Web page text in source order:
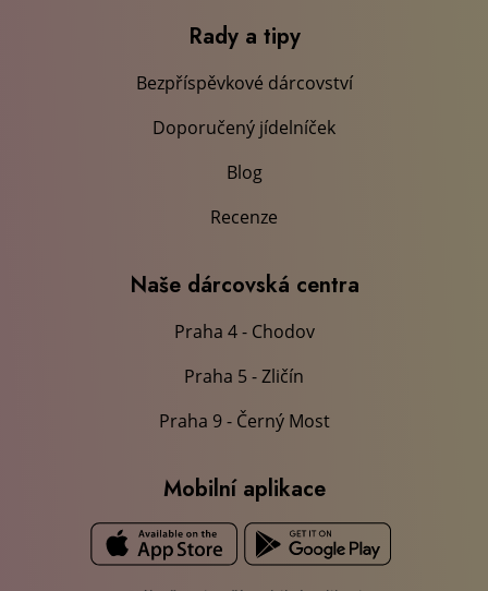
Rady a tipy
Bezpříspěvkové dárcovství
Doporučený jídelníček
Blog
Recenze
Naše dárcovská centra
Praha 4 - Chodov
Praha 5 - Zličín
Praha 9 - Černý Most
Mobilní aplikace